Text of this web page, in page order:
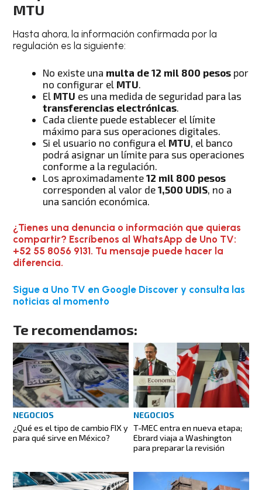
MTU
Hasta ahora, la información confirmada por la
regulación es la siguiente:
No existe una multa de 12 mil 800 pesos por
no configurar el MTU
El MTU es una medida de seguridad para las
transferencias electrónicas
Cada cliente puede establecer el límite
máximo para sus operaciones digitales.
Si el usuario no configura el MTU , el banco
podrá asignar un límite para sus operaciones
conforme a la regulación.
Los aproximadamente12 mil 800 pesos
corresponden al valor de1,500 UDIS , no a
una sanción económica.
¿Tienes una denuncia o información que quieras
compartir? Escríbenos al WhatsApp de Uno TV:
+52 55 8056 9131. Tu mensaje puede hacer la
diferencia.
Sigue a Uno TV en Google Discover y consulta las
noticias al momento
Te recomendamos:
NEGOCIOS
¿Qué es el tipo de cambio FIX y
para qué sirve en México?
NEGOCIOS
T-MEC entra en nueva etapa;
Ebrard viaja a Washington
para preparar la revisión